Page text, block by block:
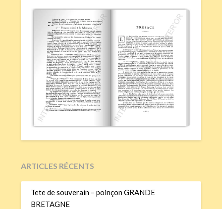
ARTICLES RÉCENTS
Tete de souverain – poinçon GRANDE
BRETAGNE